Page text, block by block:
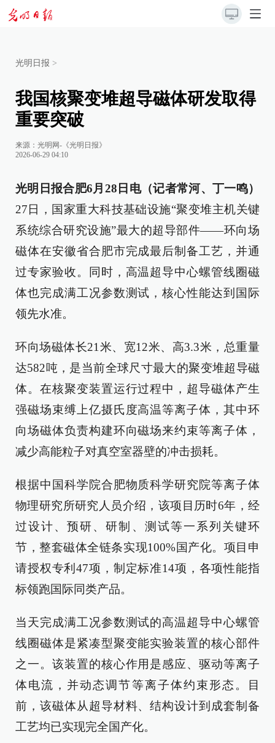
光明日报 >
我国核聚变堆超导磁体研发取得
重要突破
来源： 光明网-《光明日报》
2026-06-29 04:10
光明日报合肥6月28日电（记者常河、丁一鸣）
27日，国家重大科技基础设施“聚变堆主机关键
系统综合研究设施”最大的超导部件——环向场
磁体在安徽省合肥市完成最后制备工艺，并通
过专家验收。同时，高温超导中心螺管线圈磁
体也完成满工况参数测试，核心性能达到国际
领先水准。
环向场磁体长21米、宽12米、高3.3米，总重量
达582吨，是当前全球尺寸最大的聚变堆超导磁
体。在核聚变装置运行过程中，超导磁体产生
强磁场束缚上亿摄氏度高温等离子体，其中环
向场磁体负责构建环向磁场来约束等离子体，
减少高能粒子对真空室器壁的冲击损耗。
根据中国科学院合肥物质科学研究院等离子体
物理研究所研究人员介绍，该项目历时6年，经
过设计、预研、研制、测试等一系列关键环
节，整套磁体全链条实现100%国产化。项目申
请授权专利47项，制定标准14项，各项性能指
标领跑国际同类产品。
当天完成满工况参数测试的高温超导中心螺管
线圈磁体是紧凑型聚变能实验装置的核心部件
之一。该装置的核心作用是感应、驱动等离子
体电流，并动态调节等离子体约束形态。目
前，该磁体从超导材料、结构设计到成套制备
工艺均已实现完全国产化。